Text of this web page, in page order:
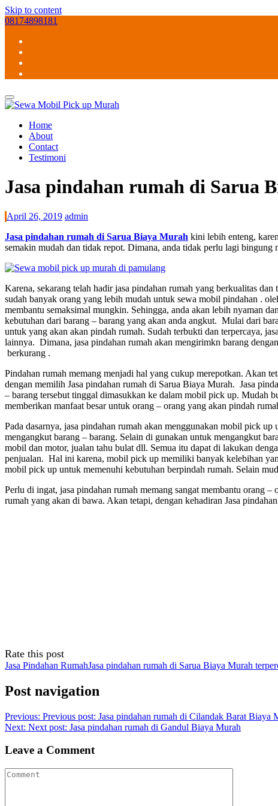
Skip to content
08174898181
Home
About
Contact
Testimoni
Jasa pindahan rumah di Sarua
April 26, 2019 admin
Jasa pindahan rumah di Sarua Biaya Murah kini lebih enteng,
semakin mudah dan tidak repot. Dimana, anda tidak perlu lagi
Karena, sekarang telah hadir jasa pindahan rumah yang berkualitas
sudah banyak orang yang lebih mudah untuk sewa mobil pindahan .
membantu semaksimal mungkin. Sehingga, anda akan lebih nyaman
kebutuhan dari barang – barang yang akan anda angkut. Mulai dari
untuk yang akan akan pindah rumah. Sudah terbukti dan terpercaya,
lainnya. Dimana, jasa pindahan rumah akan mengirimkn barang
berkurang .
Pindahan rumah memang menjadi hal yang cukup merepotkan. Akan
dengan memilih Jasa pindahan rumah di Sarua Biaya Murah. Jasa
– barang tersebut tinggal dimasukkan ke dalam mobil pick up. Mudah
memberikan manfaat besar untuk orang – orang yang akan pindah
Pada dasarnya, jasa pindahan rumah akan menggunakan mobil pick
mengangkut barang – barang. Selain di gunakan untuk mengangkut
mobil dan motor, jualan tahu bulat dll. Semua itu dapat di lakukan
penjualan. Hal ini karena, mobil pick up memiliki banyak kelebihan
mobil pick up untuk memenuhi kebutuhan berpindah rumah. Selain
Perlu di ingat, jasa pindahan rumah memang sangat membantu orang
rumah yang akan di bawa. Akan tetapi, dengan kehadiran Jasa
Rate this post
Jasa Pindahan RumahJasa pindahan rumah di Sarua Biaya Murah
Post navigation
Previous: Previous post: Jasa pindahan rumah di Cilandak Barat Biaya
Next: Next post: Jasa pindahan rumah di Gandul Biaya Murah
Leave a Comment